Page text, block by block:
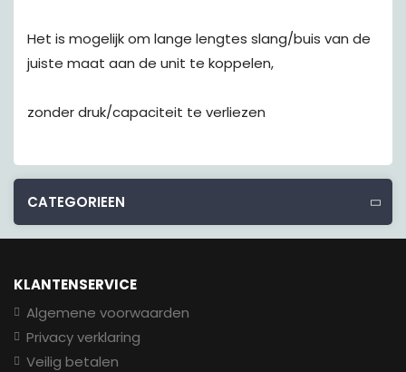
Het is mogelijk om lange lengtes slang/buis van de
juiste maat aan de unit te koppelen,
zonder druk/capaciteit te verliezen
CATEGORIEEN
KLANTENSERVICE
Algemene voorwaarden
Privacy verklaring
Veilig betalen